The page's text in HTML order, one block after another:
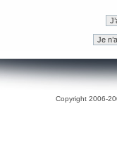
Copyright 2006-